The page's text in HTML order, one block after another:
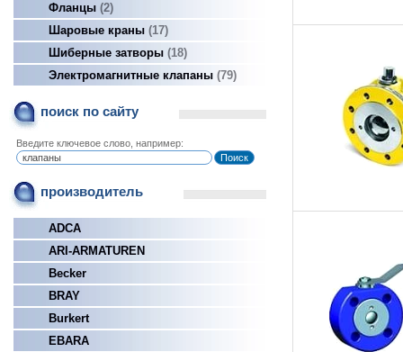
Фланцы 2
Шаровые краны 17
Шиберные затворы 18
Электромагнитные клапаны 79
поиск по сайту
Введите ключевое слово, например:
производитель
ADCA
ARI-ARMATUREN
Becker
BRAY
Burkert
EBARA